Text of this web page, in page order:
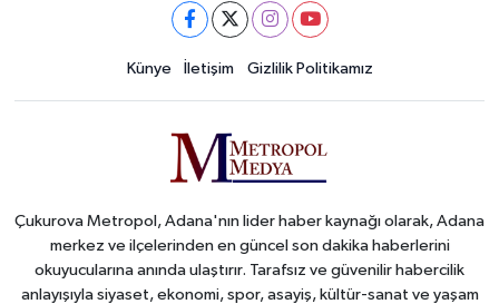
Künye İletişim Gizlilik Politikamız
Çukurova Metropol, Adana'nın lider haber kaynağı olarak, Adana
merkez ve ilçelerinden en güncel son dakika haberlerini
okuyucularına anında ulaştırır. Tarafsız ve güvenilir habercilik
anlayışıyla siyaset, ekonomi, spor, asayiş, kültür-sanat ve yaşam